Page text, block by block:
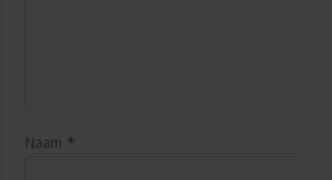
Naam *